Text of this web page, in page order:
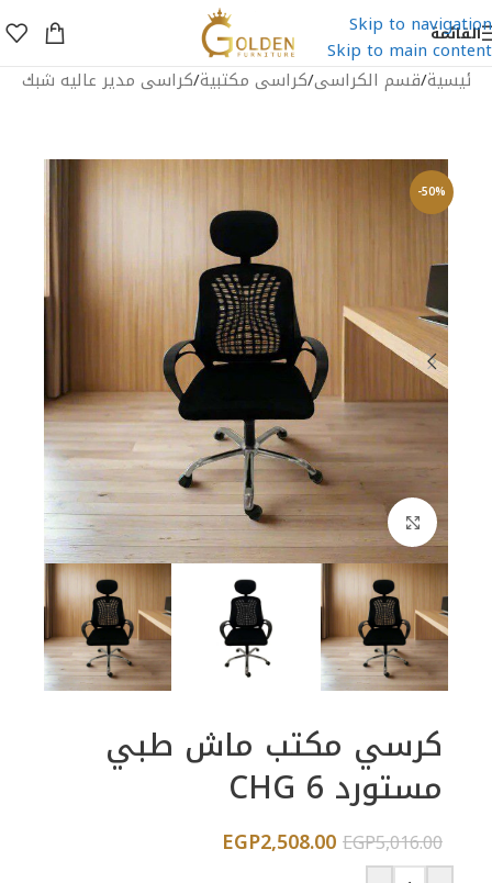
Skip to navigation
Skip to main content
القائمة
الرئيسية/قسم الكراسى/كراسى مكتبية/كراسى مدير عاليه شبك
-50%
اضغط للتكبير
كرسي مكتب ماش طبي
مستورد CHG 6
EGP5,016.00
EGP2,508.00